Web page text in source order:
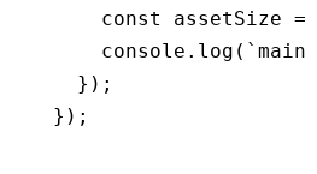
    const
assetSize =
    console
.log (
  });
});